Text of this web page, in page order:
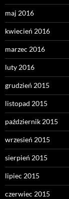
maj 2016
kwiecień 2016
marzec 2016
luty 2016
grudzień 2015
listopad 2015
październik 2015
wrzesień 2015
sierpień 2015
lipiec 2015
czerwiec 2015